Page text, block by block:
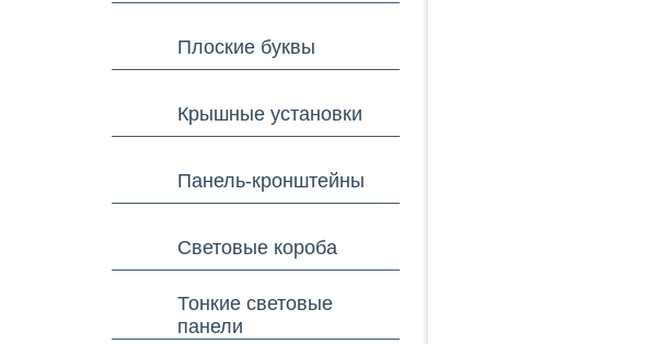
Плоские буквы
Крышные установки
Панель-кронштейны
Световые короба
Тонкие световые
панели